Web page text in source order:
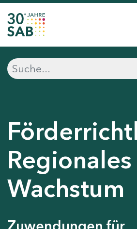
Regionales
Wachstum